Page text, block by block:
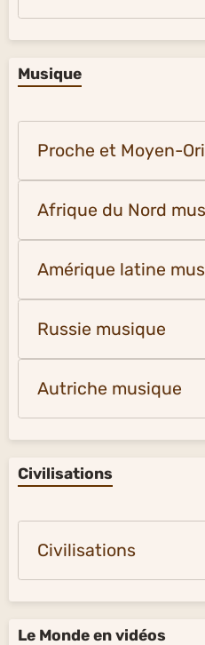
Musique
Proche et Moyen-
Afrique du Nord
Amérique latine
Russie musique
Autriche musique
Civilisations
Civilisations
Le Monde en vidéos